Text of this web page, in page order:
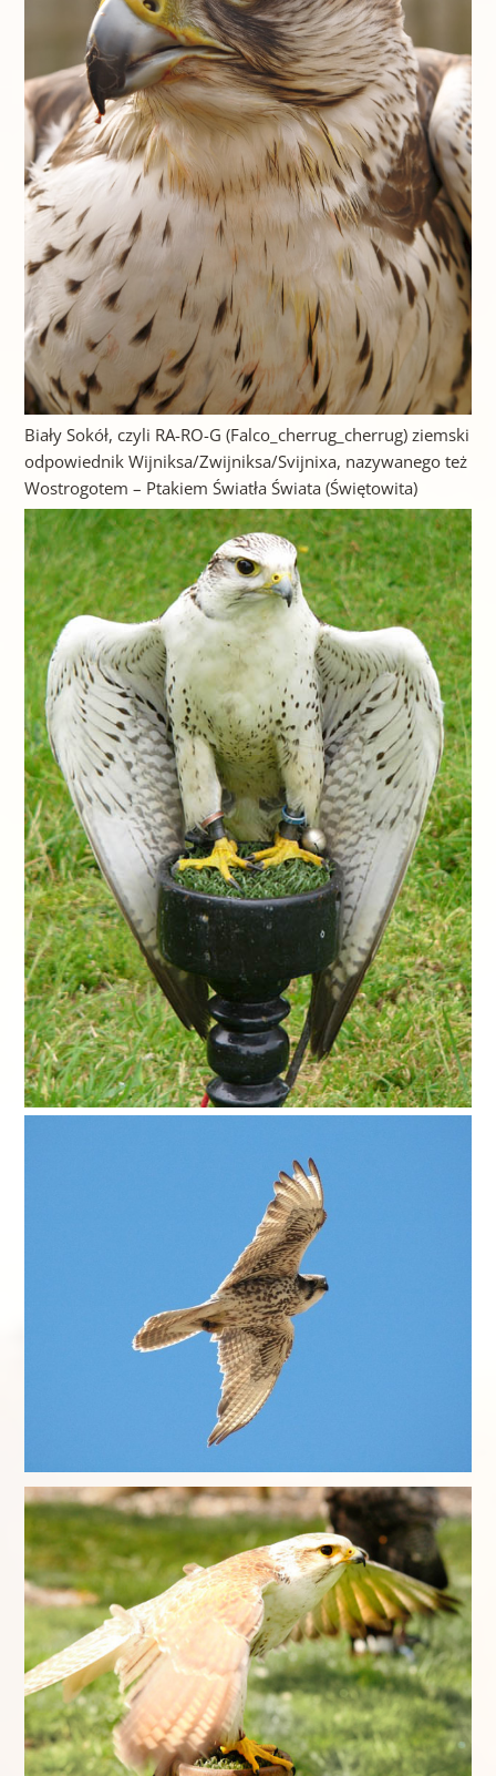
Biały Sokół, czyli RA-RO-G (Falco_cherrug_cherrug) ziemski
odpowiednik Wijniksa/Zwijniksa/Svijnixa, nazywanego też
Wostrogotem – Ptakiem Światła Świata (Świętowita)